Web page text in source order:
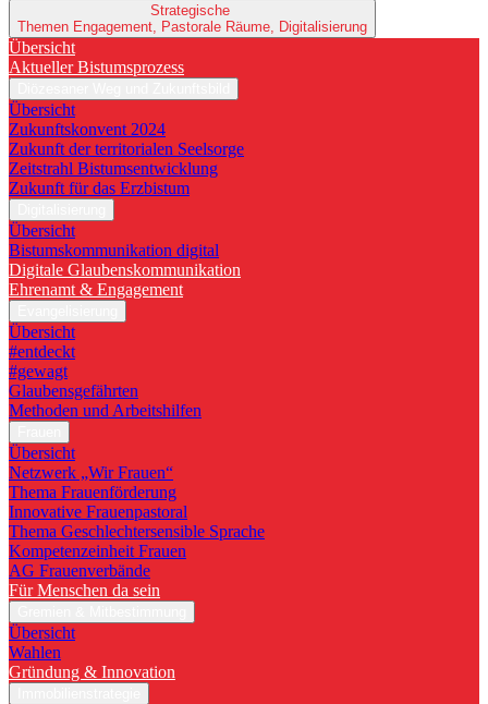
Strategische
Themen Engagement, Pastorale Räume, Digitalisierung
Übersicht
Aktueller Bistumsprozess
Übersicht
Zukunftskonvent 2024
Zukunft der territorialen Seelsorge
Zeitstrahl Bistumsentwicklung
Zukunft für das Erzbistum
Übersicht
Bistumskommunikation digital
Digitale Glaubenskommunikation
Ehrenamt & Engagement
Übersicht
#entdeckt
#gewagt
Glaubensgefährten
Methoden und Arbeitshilfen
Übersicht
Netzwerk „Wir Frauen“
Thema Frauenförderung
Innovative Frauenpastoral
Thema Geschlechtersensible Sprache
Kompetenzeinheit Frauen
AG Frauenverbände
Für Menschen da sein
Übersicht
Wahlen
Gründung & Innovation